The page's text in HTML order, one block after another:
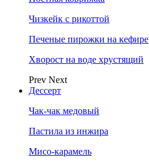
Чизкейк с рикоттой
Печеные пирожки на кефире
Хворост на воде хрустящий
Prev Next
Дессерт
Чак-чак медовый
Пастила из инжира
Мисо-карамель